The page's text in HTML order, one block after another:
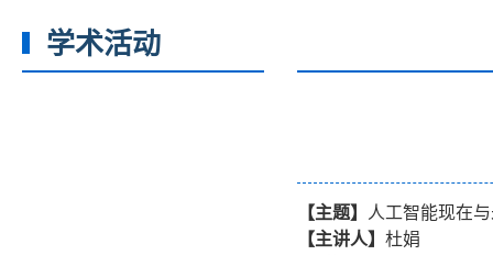
学术活动
【主题】
人工智能现在
【主讲人】 杜娟